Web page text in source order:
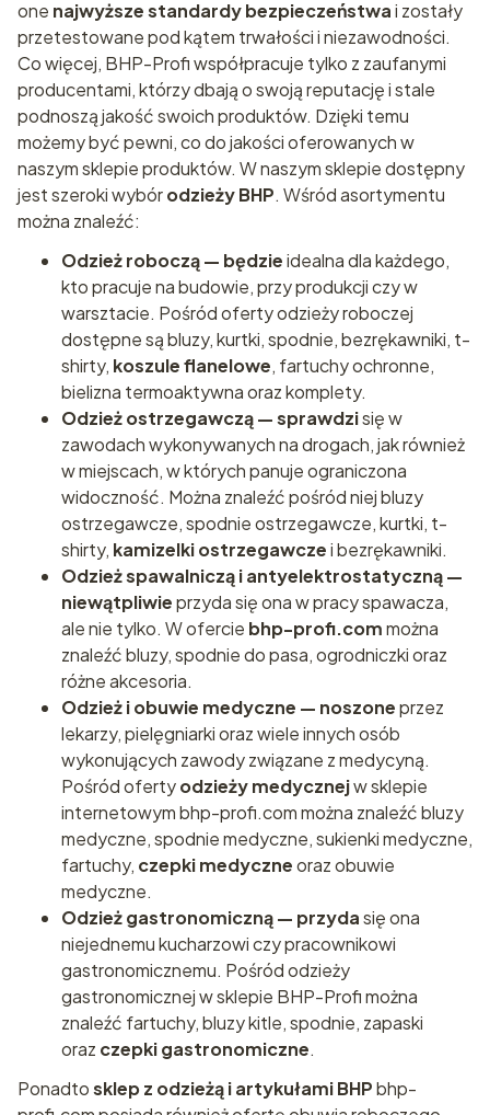
one najwyższe standardy bezpieczeństwai zostały
przetestowane pod kątem trwałości i niezawodności.
Co więcej, BHP-Profi współpracuje tylko z zaufanymi
producentami, którzy dbają o swoją reputację i stale
podnoszą jakość swoich produktów. Dzięki temu
możemy być pewni, co do jakości oferowanych w
naszym sklepie produktów. W naszym sklepie dostępny
jest szeroki wybórodzieży BHP. Wśród asortymentu
można znaleźć:
Odzież roboczą — będzieidealna dla każdego,
kto pracuje na budowie, przy produkcji czy w
warsztacie. Pośród oferty odzieży roboczej
dostępne są bluzy, kurtki, spodnie, bezrękawniki, t-
shirty, koszule flanelowe, fartuchy ochronne,
bielizna termoaktywna oraz komplety.
Odzież ostrzegawczą — sprawdzisię w
zawodach wykonywanych na drogach, jak również
w miejscach, w których panuje ograniczona
widoczność. Można znaleźć pośród niej bluzy
ostrzegawcze, spodnie ostrzegawcze, kurtki, t-
shirty, kamizelki ostrzegawczei bezrękawniki.
Odzież spawalniczą i antyelektrostatyczną —
niewątpliwieprzyda się ona w pracy spawacza,
ale nie tylko. W ofercie bhp-profi.commożna
znaleźć bluzy, spodnie do pasa, ogrodniczki oraz
różne akcesoria.
Odzież i obuwie medyczne — noszoneprzez
lekarzy, pielęgniarki oraz wiele innych osób
wykonujących zawody związane z medycyną.
Pośród ofertyodzieży medycznejw sklepie
internetowym bhp-profi.com można znaleźć bluzy
medyczne, spodnie medyczne, sukienki medyczne,
fartuchy, czepki medyczneoraz obuwie
medyczne.
Odzież gastronomiczną — przydasię ona
niejednemu kucharzowi czy pracownikowi
gastronomicznemu. Pośród odzieży
gastronomicznej w sklepie BHP-Profi można
znaleźć fartuchy, bluzy kitle, spodnie, zapaski
oraz czepki gastronomiczne.
Ponadtosklep z odzieżą i artykułami BHPbhp-